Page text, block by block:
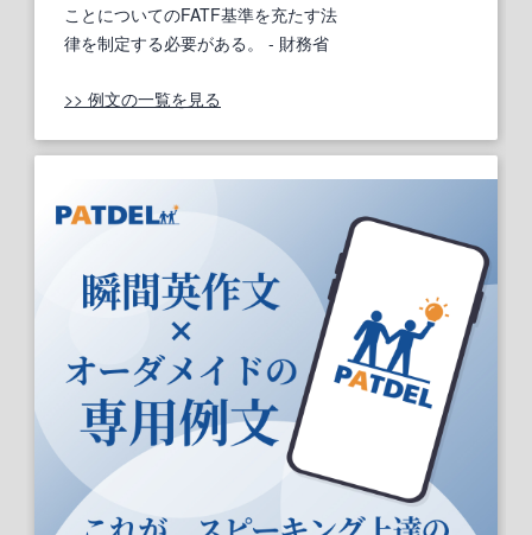
ことについてのFATF基準を充たす法
律を制定する必要がある。
- 財務省
>> 例文の一覧を見る